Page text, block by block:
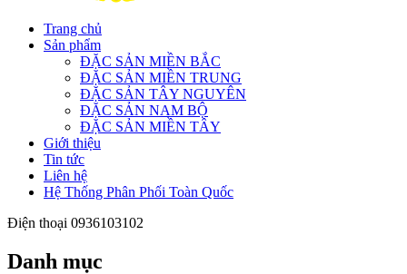
Trang chủ
Sản phẩm
ĐẶC SẢN MIỀN BẮC
ĐẶC SẢN MIỀN TRUNG
ĐẶC SẢN TÂY NGUYÊN
ĐẶC SẢN NAM BỘ
ĐẶC SẢN MIỀN TÂY
Giới thiệu
Tin tức
Liên hệ
Hệ Thống Phân Phối Toàn Quốc
Điện thoại 0936103102
Danh mục